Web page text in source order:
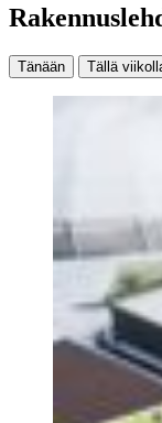
Tänään Tällä